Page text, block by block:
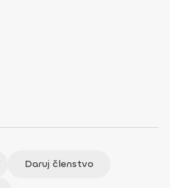
Daruj členstvo